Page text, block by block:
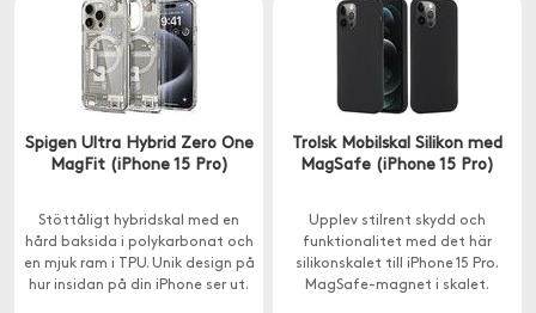
Spigen Ultra Hybrid Zero One
MagFit (iPhone 15 Pro)
Stöttåligt hybridskal med en
hård baksida i polykarbonat och
en mjuk ram i TPU. Unik design på
hur insidan på din iPhone ser ut.
Trolsk Mobilskal Silikon med
MagSafe (iPhone 15 Pro)
Upplev stilrent skydd och
funktionalitet med det här
silikonskalet till iPhone 15 Pro.
MagSafe-magnet i skalet.